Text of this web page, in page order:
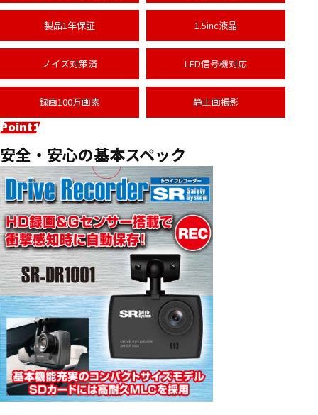
製品1年保証 1.5inc液晶
ノイズ対策済 LED信号機対応
録画100万画素 静止画撮影
安全・安心の基本スペック